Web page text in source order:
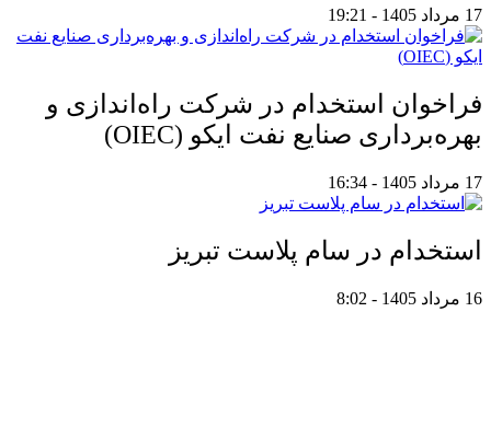
17 مرداد 1405 - 19:21
فراخوان استخدام در شرکت راه‌اندازی و
بهره‌برداری صنایع نفت ایکو (OIEC)
17 مرداد 1405 - 16:34
استخدام در سام پلاست تبریز
16 مرداد 1405 - 8:02